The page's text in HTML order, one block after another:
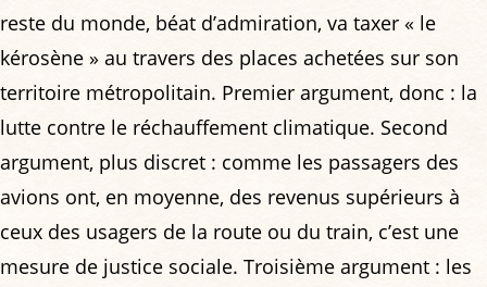
reste du monde, béat d’admiration, va taxer « le
kérosène » au travers des places achetées sur son
territoire métropolitain. Premier argument, donc : la
lutte contre le réchauffement climatique. Second
argument, plus discret : comme les passagers des
avions ont, en moyenne, des revenus supérieurs à
ceux des usagers de la route ou du train, c’est une
mesure de justice sociale. Troisième argument : les